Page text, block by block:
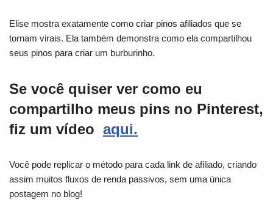
Elise mostra exatamente como criar pinos afiliados que se
tornam virais. Ela também demonstra como ela compartilhou
seus pinos para criar um burburinho.
Se você quiser ver como eu
compartilho meus pins no Pinterest,
fiz um vídeo aqui.
Você pode replicar o método para cada link de afiliado, criando
assim muitos fluxos de renda passivos, sem uma única
postagem no blog!